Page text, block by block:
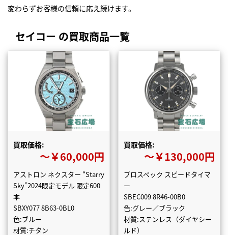
変わらずお客様の信頼に応え続けます。
セイコー の買取商品一覧
買取価格:
〜￥60,000円
アストロン ネクスター “Starry
Sky”2024限定モデル 限定600
本
SBXY077 8B63-0BL0
色:ブルー
材質:チタン
買取価格:
〜￥130,000円
プロスペック スピードタイマ
ー
SBEC009 8R46-00B0
色:グレー／ブラック
材質:ステンレス（ダイヤシー
ルド）